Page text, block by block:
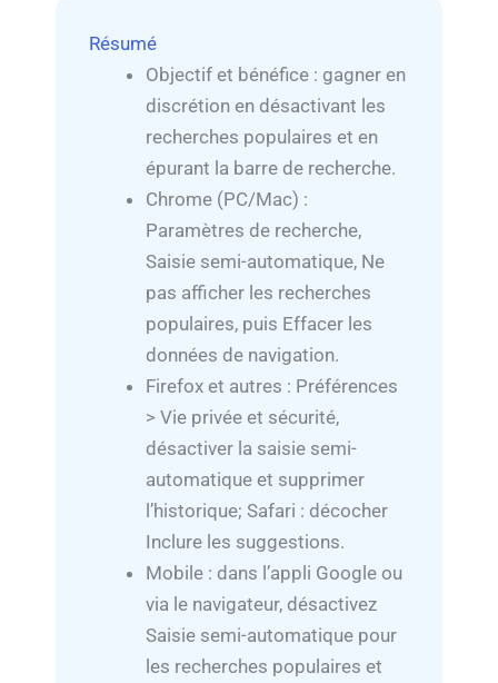
Résumé
Objectif et bénéfice : gagner en
discrétion en désactivant les
recherches populaires et en
épurant la barre de recherche.
Chrome (PC/Mac) :
Paramètres de recherche,
Saisie semi-automatique, Ne
pas afficher les recherches
populaires, puis Effacer les
données de navigation.
Firefox et autres : Préférences
> Vie privée et sécurité,
désactiver la saisie semi-
automatique et supprimer
l’historique; Safari : décocher
Inclure les suggestions.
Mobile : dans l’appli Google ou
via le navigateur, désactivez
Saisie semi-automatique pour
les recherches populaires et